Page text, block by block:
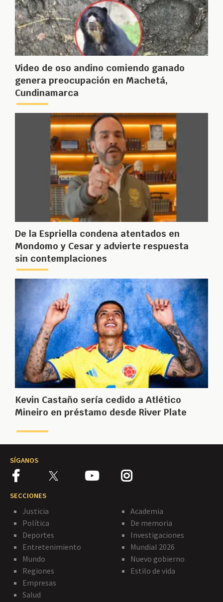
Video de oso andino comiendo ganado
genera preocupación en Machetá,
Cundinamarca
De la Espriella condena atentados en
Mondomo y Cesar y advierte respuesta
sin contemplaciones
Kevin Castaño sería cedido a Atlético
Mineiro en préstamo desde River Plate
SÍGANOS
SECCIONES
Justicia
Política
Deportes
Entretenimiento
Mundo
Regiones
Empresas
Salud
Academia
De memoria
Investigaciones
Mundial 2026
Nuevo gobierno
Estilo de vida